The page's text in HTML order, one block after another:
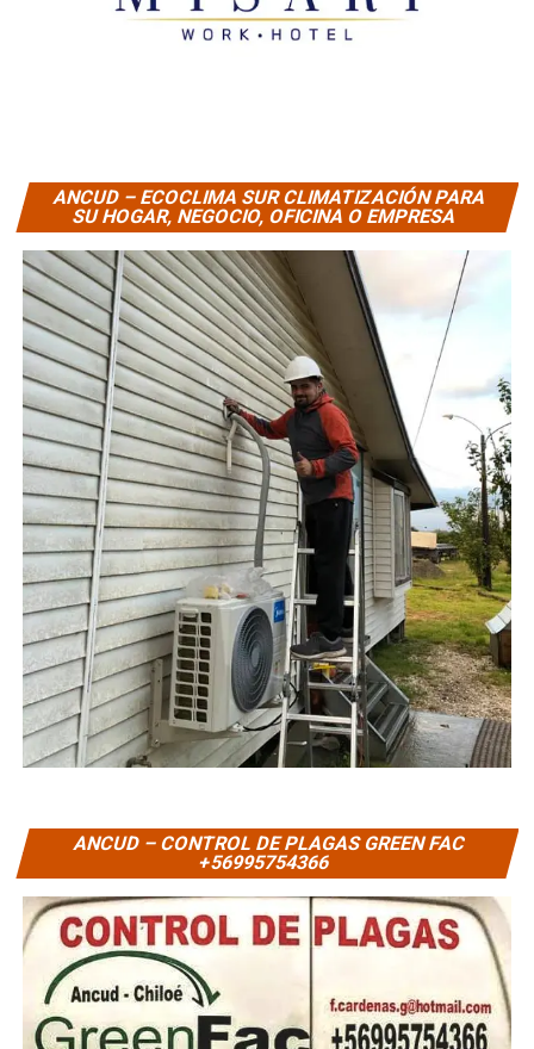
ANCUD – ECOCLIMA SUR CLIMATIZACIÓN PARA
SU HOGAR, NEGOCIO, OFICINA O EMPRESA
ANCUD – CONTROL DE PLAGAS GREEN FAC
+56995754366